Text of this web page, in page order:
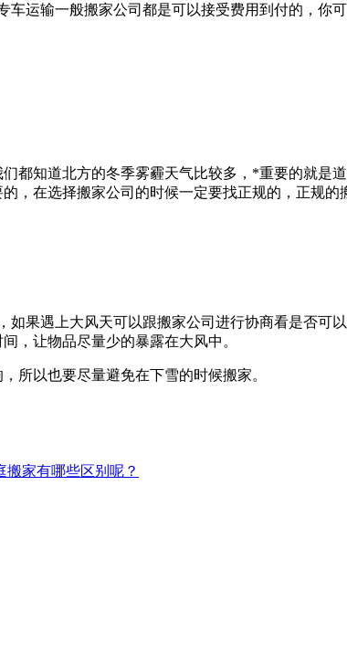
运输一般搬家公司都是可以接受费用到付的，你
都知道北方的冬季雾霾天气比较多，*重要的就是
，在选择搬家公司的时候一定要找正规的，正规
果遇上大风天可以跟搬家公司进行协商看是否可
，让物品尽量少的暴露在大风中。
所以也要尽量避免在下雪的时候搬家。
家有哪些区别呢？